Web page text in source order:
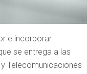
e incorporar
se entrega a las
Telecomunicaciones